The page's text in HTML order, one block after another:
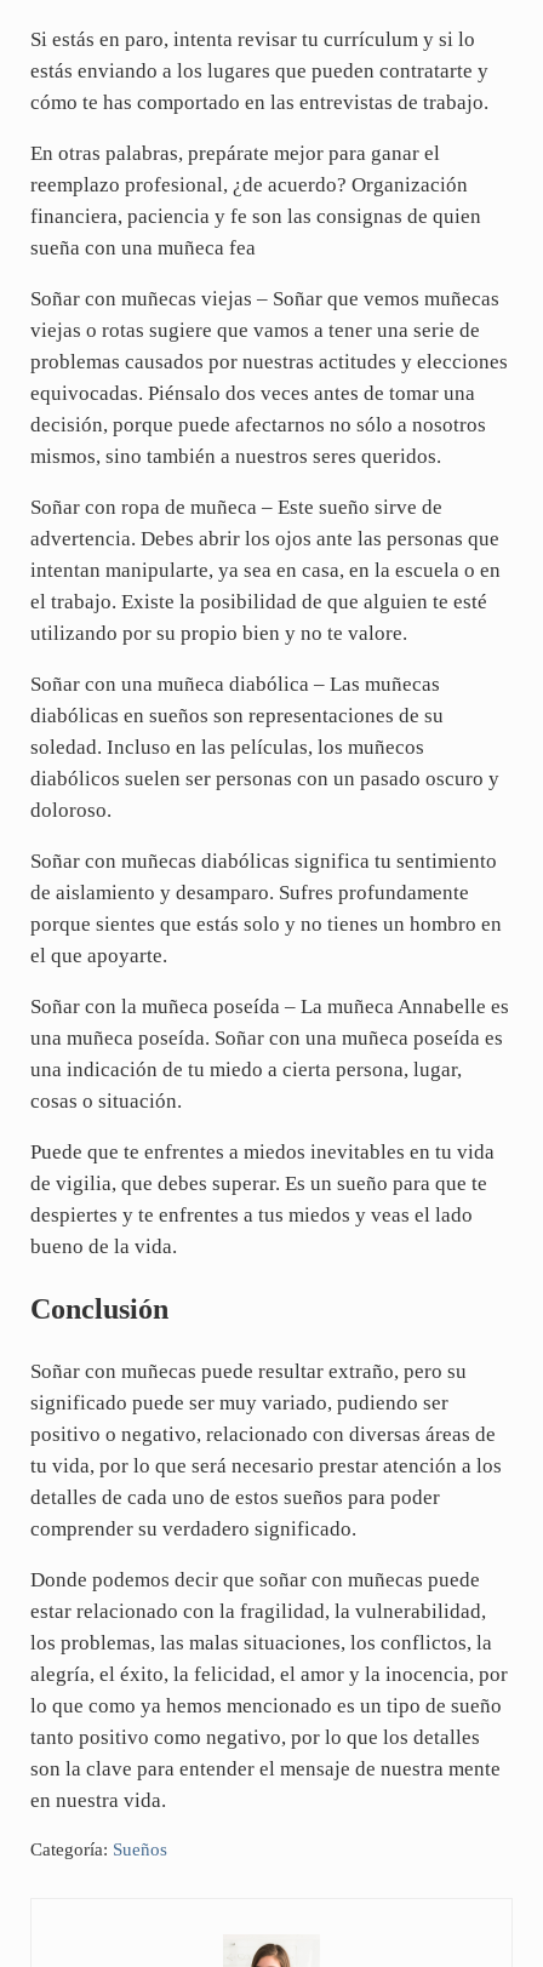
Si estás en paro, intenta revisar tu currículum y si lo
estás enviando a los lugares que pueden contratarte y
cómo te has comportado en las entrevistas de trabajo.
En otras palabras, prepárate mejor para ganar el
reemplazo profesional, ¿de acuerdo? Organización
financiera, paciencia y fe son las consignas de quien
sueña con una muñeca fea
Soñar con muñecas viejas – Soñar que vemos muñecas
viejas o rotas sugiere que vamos a tener una serie de
problemas causados por nuestras actitudes y elecciones
equivocadas. Piénsalo dos veces antes de tomar una
decisión, porque puede afectarnos no sólo a nosotros
mismos, sino también a nuestros seres queridos.
Soñar con ropa de muñeca – Este sueño sirve de
advertencia. Debes abrir los ojos ante las personas que
intentan manipularte, ya sea en casa, en la escuela o en
el trabajo. Existe la posibilidad de que alguien te esté
utilizando por su propio bien y no te valore.
Soñar con una muñeca diabólica – Las muñecas
diabólicas en sueños son representaciones de su
soledad. Incluso en las películas, los muñecos
diabólicos suelen ser personas con un pasado oscuro y
doloroso.
Soñar con muñecas diabólicas significa tu sentimiento
de aislamiento y desamparo. Sufres profundamente
porque sientes que estás solo y no tienes un hombro en
el que apoyarte.
Soñar con la muñeca poseída – La muñeca Annabelle es
una muñeca poseída. Soñar con una muñeca poseída es
una indicación de tu miedo a cierta persona, lugar,
cosas o situación.
Puede que te enfrentes a miedos inevitables en tu vida
de vigilia, que debes superar. Es un sueño para que te
despiertes y te enfrentes a tus miedos y veas el lado
bueno de la vida.
Conclusión
Soñar con muñecas puede resultar extraño, pero su
significado puede ser muy variado, pudiendo ser
positivo o negativo, relacionado con diversas áreas de
tu vida, por lo que será necesario prestar atención a los
detalles de cada uno de estos sueños para poder
comprender su verdadero significado.
Donde podemos decir que soñar con muñecas puede
estar relacionado con la fragilidad, la vulnerabilidad,
los problemas, las malas situaciones, los conflictos, la
alegría, el éxito, la felicidad, el amor y la inocencia, por
lo que como ya hemos mencionado es un tipo de sueño
tanto positivo como negativo, por lo que los detalles
son la clave para entender el mensaje de nuestra mente
en nuestra vida.
Categoría: Sueños